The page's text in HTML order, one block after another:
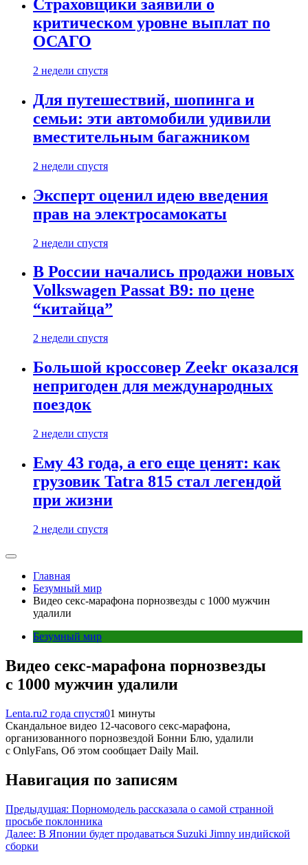
Страховщики заявили о
критическом уровне выплат по
ОСАГО
2 недели спустя
Для путешествий, шопинга и
семьи: эти автомобили удивили
вместительным багажником
2 недели спустя
Эксперт оценил идею введения
прав на электросамокаты
2 недели спустя
В России начались продажи новых
Volkswagen Passat B9: по цене
“китайца”
2 недели спустя
Большой кроссовер Zeekr оказался
непригоден для международных
поездок
2 недели спустя
Ему 43 года, а его еще ценят: как
грузовик Tatra 815 стал легендой
при жизни
2 недели спустя
Главная
Безумный мир
Видео секс-марафона порнозвезды с 1000 мужчин
удалили
Безумный мир
Видео секс-марафона порнозвезды
с 1000 мужчин удалили
Lenta.ru2 года спустя01 минуты
Скандальное видео 12-часового секс-марафона,
организованного порнозвездой Бонни Блю, удалили
с OnlyFans, Об этом сообщает Daily Mail.
Навигация по записям
Предыдущая: Порномодель рассказала о самой странной
просьбе поклонника
Далее: В Японии будет продаваться Suzuki Jimny индийской
сборки